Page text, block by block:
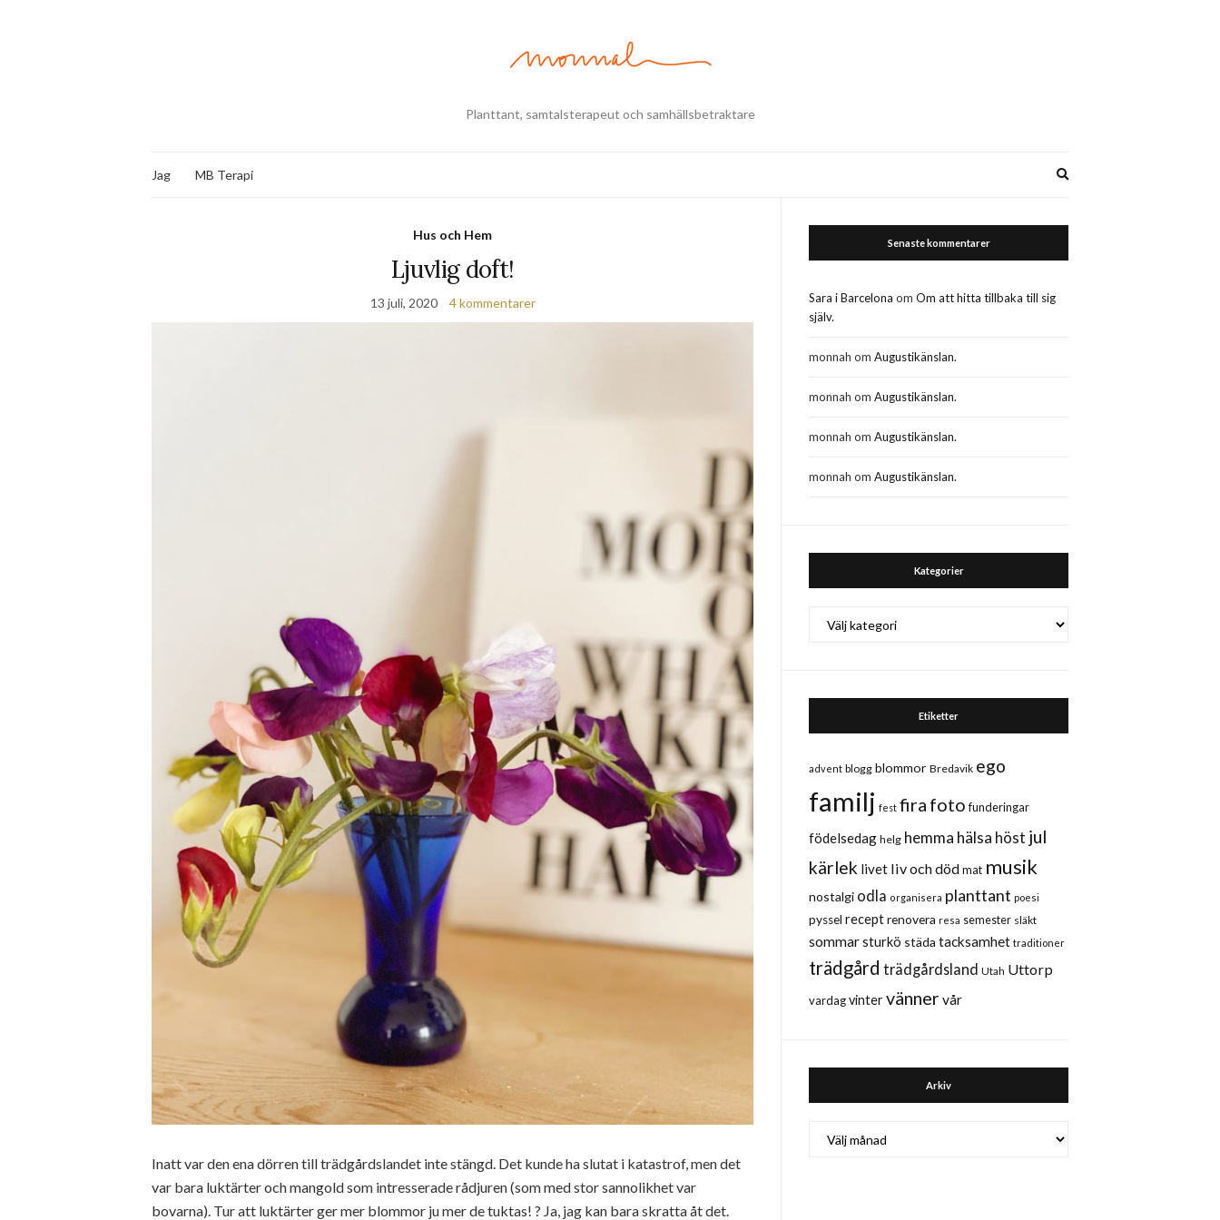
Planttant, samtalsterapeut och samhällsbetraktare
Jag MB Terapi
Hus och Hem
Ljuvlig doft!
13 juli, 2020 4 kommentarer
Inatt var den ena dörren till trädgårdslandet inte stängd. Det kunde ha slutat i katastrof, men det
var bara luktärter och mangold som intresserade rådjuren (som med stor sannolikhet var
bovarna). Tur att luktärter ger mer blommor ju mer de tuktas! ? Ja, jag kan bara skratta åt det.
Senaste kommentarer
Sara i Barcelona omOm att hitta tillbaka till sig
själv.
monnah omAugustikänslan.
monnah omAugustikänslan.
monnah omAugustikänslan.
monnah omAugustikänslan.
Kategorier
Etiketter
advent blogg blommor Bredavik ego
familj fest fira foto funderingar
födelsedag helg hemma hälsa höst jul
kärlek livet liv och död mat musik
nostalgi odla organisera planttant poesi
pyssel receptrenovera resa semester släkt
sommarsturkö städa tacksamhet traditioner
trädgård trädgårdsland Utah Uttorp
vardag vintervänner vår
Arkiv